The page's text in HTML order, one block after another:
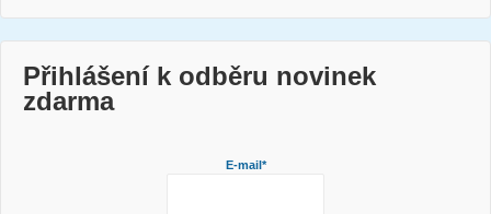
Přihlášení k odběru novinek
zdarma
E-mail*